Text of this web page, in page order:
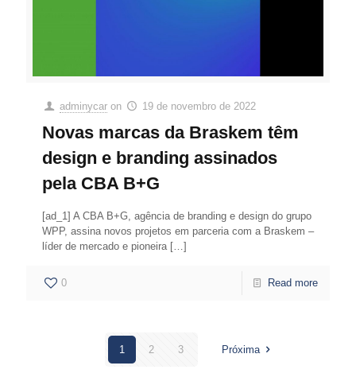
adminycar on 19 de novembro de 2022
Novas marcas da Braskem têm
design e branding assinados
pela CBA B+G
[ad_1] A CBA B+G, agência de branding e design do grupo
WPP, assina novos projetos em parceria com a Braskem –
líder de mercado e pioneira[…]
0 Read more
1 2 3 Próxima